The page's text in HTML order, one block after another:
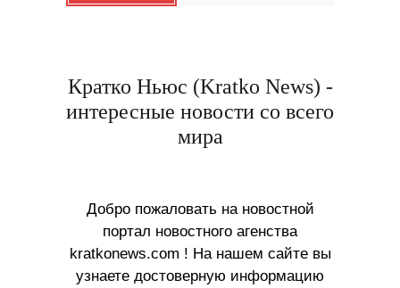
Кратко Ньюс (Kratko News) -
интересные новости со всего
мира
Добро пожаловать на новостной
портал новостного агенства
kratkonews.com ! На нашем сайте вы
узнаете достоверную информацию